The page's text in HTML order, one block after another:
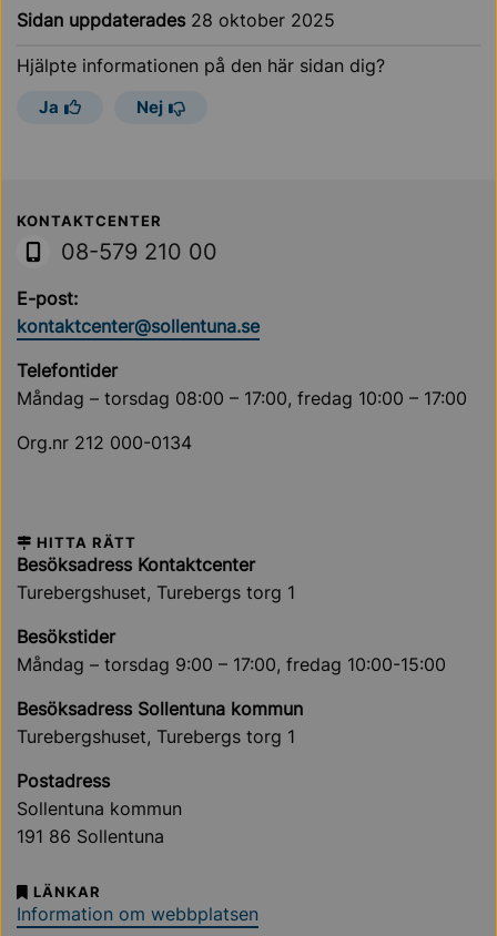
Sidan uppdaterades 28 oktober 2025
Hjälpte informationen på den här sidan dig?
Ja Nej
Sollentuna Kommun
KONTAKTCENTER
08-579 210 00
E-post:
kontaktcenter@sollentuna.se
Telefontider
Måndag – torsdag 08:00 – 17:00, fredag 10:00 – 17:00
Org.nr 212 000-0134
HITTA RÄTT
Besöksadress Kontaktcenter
Turebergshuset, Turebergs torg 1
Besökstider
Måndag – torsdag 9:00 – 17:00, fredag 10:00-15:00
Besöksadress Sollentuna kommun
Turebergshuset, Turebergs torg 1
Postadress
Sollentuna kommun
191 86 Sollentuna
LÄNKAR
Information om webbplatsen